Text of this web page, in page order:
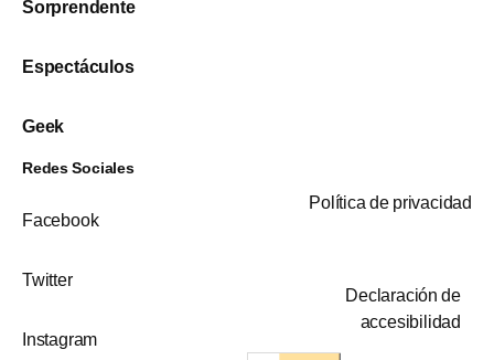
Sorprendente
Espectáculos
Geek
Redes Sociales
Facebook
Twitter
Instagram
Política de privacidad
Declaración de
accesibilidad